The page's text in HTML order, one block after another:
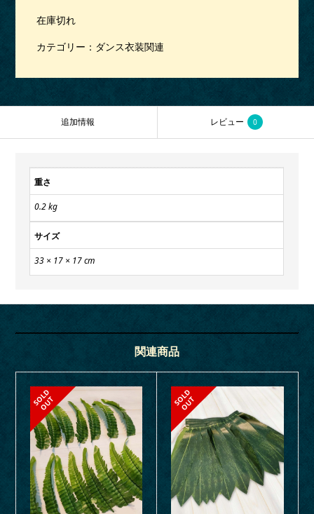
在庫切れ
カテゴリー： ダンス衣装関連
追加情報 レビュー 0
重さ
0.2 kg
サイズ
33 × 17 × 17 cm
関連商品
S
O
L
D
O
U
T S
O
L
D
O
U
T